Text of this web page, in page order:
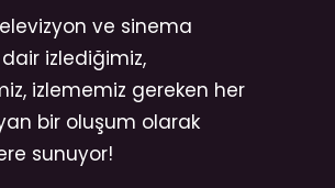
ve sinema
izlediğimiz,
izlememiz gereken her
bir oluşum olarak
sunuyor!